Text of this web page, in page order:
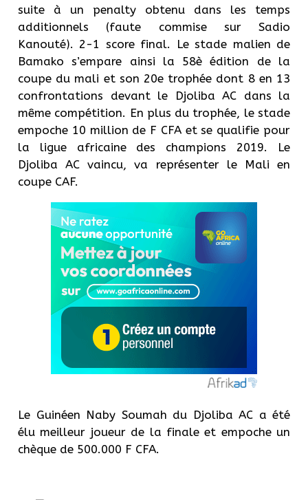
suite à un penalty obtenu dans les temps
additionnels (faute commise sur Sadio
Kanouté). 2-1 score final. Le stade malien de
Bamako s’empare ainsi la 58è édition de la
coupe du mali et son 20e trophée dont 8 en 13
confrontations devant le Djoliba AC dans la
même compétition. En plus du trophée, le stade
empoche 10 million de F CFA et se qualifie pour
la ligue africaine des champions 2019. Le
Djoliba AC vaincu, va représenter le Mali en
coupe CAF.
Le Guinéen Naby Soumah du Djoliba AC a été
élu meilleur joueur de la finale et empoche un
chèque de 500.000 F CFA.